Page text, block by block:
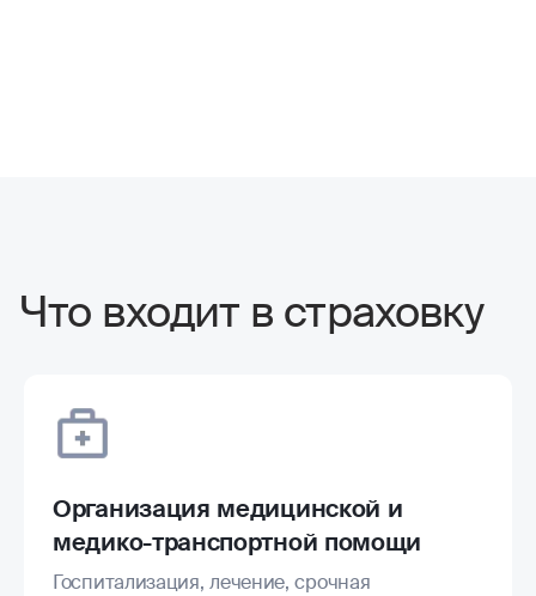
Что входит в страховку
Организация медицинской и
медико-транспортной помощи
Госпитализация, лечение, срочная